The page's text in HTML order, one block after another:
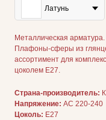
Латунь
Металлическая
Плафоны-сферы из
ассортимент для
цоколем E27.
Страна-производитель:
Напряжение: AC 220-240
Цоколь: E27